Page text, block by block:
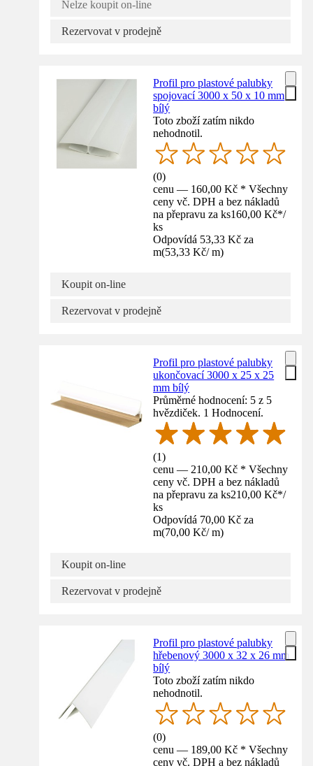
Nelze koupit on-line
Rezervovat v prodejně
Profil pro plastové palubky
spojovací 3000 x 50 x 10 mm
bílý
Toto zboží zatím nikdo
nehodnotil.
(0)
cenu — 160,00 Kč * Všechny
ceny vč. DPH a bez nákladů
na přepravu za ks160,00 Kč*/
ks
Odpovídá 53,33 Kč za
m(53,33 Kč/ m)
Koupit on-line
Rezervovat v prodejně
Profil pro plastové palubky
ukončovací 3000 x 25 x 25
mm bílý
Průměrné hodnocení: 5 z 5
hvězdiček. 1 Hodnocení.
(1)
cenu — 210,00 Kč * Všechny
ceny vč. DPH a bez nákladů
na přepravu za ks210,00 Kč*/
ks
Odpovídá 70,00 Kč za
m(70,00 Kč/ m)
Koupit on-line
Rezervovat v prodejně
Profil pro plastové palubky
hřebenový 3000 x 32 x 26 mm
bílý
Toto zboží zatím nikdo
nehodnotil.
(0)
cenu — 189,00 Kč * Všechny
ceny vč. DPH a bez nákladů